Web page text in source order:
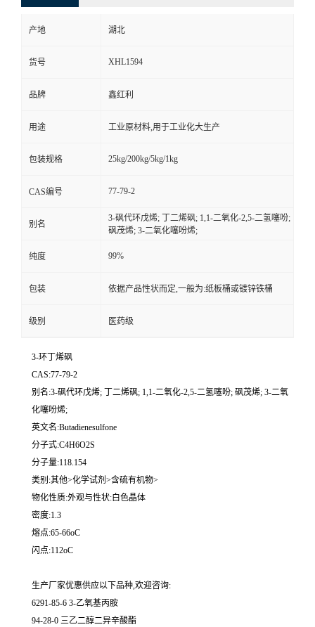
产地 湖北
货号 XHL1594
品牌 鑫红利
用途 工业原材料,用于工业化大生产
包装规格 25kg/200kg/5kg/1kg
CAS编号 77-79-2
别名
3-砜代环戊烯; 丁二烯砜; 1,1-二氧化-2,5-二氢噻吩;
砜茂烯; 3-二氧化噻吩烯;
纯度 99%
包装 依据产品性状而定,一般为:纸板桶或镀锌铁桶
级别 医药级
3-环丁烯砜
CAS:77-79-2
别名:3-砜代环戊烯; 丁二烯砜; 1,1-二氧化-2,5-二氢噻吩; 砜茂烯; 3-二氧
化噻吩烯;
英文名:Butadienesulfone
分子式:C4H6O2S
分子量:118.154
类别:其他>化学试剂>含硫有机物>
物化性质:外观与性状:白色晶体
密度:1.3
熔点:65-66oC
闪点:112oC
生产厂家优惠供应以下品种,欢迎咨询:
6291-85-6 3-乙氧基丙胺
94-28-0 三乙二醇二异辛酸酯